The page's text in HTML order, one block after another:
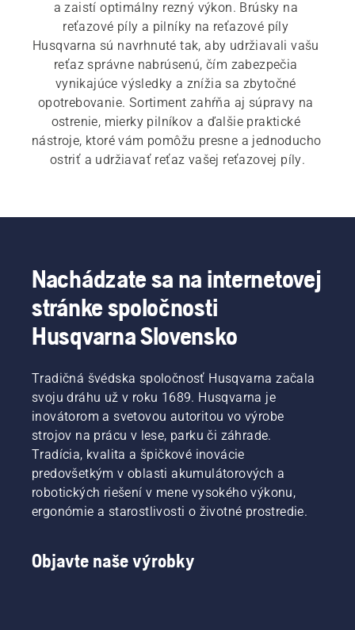
a zaistí optimálny rezný výkon. Brúsky na
reťazové píly a pilníky na reťazové píly
Husqvarna sú navrhnuté tak, aby udržiavali vašu
reťaz správne nabrúsenú, čím zabezpečia
vynikajúce výsledky a znížia sa zbytočné
opotrebovanie. Sortiment zahŕňa aj súpravy na
ostrenie, mierky pilníkov a ďalšie praktické
nástroje, ktoré vám pomôžu presne a jednoducho
ostriť a udržiavať reťaz vašej reťazovej píly.
Nachádzate sa na internetovej
stránke spoločnosti
Husqvarna Slovensko
Tradičná švédska spoločnosť Husqvarna začala
svoju dráhu už v roku 1689. Husqvarna je
inovátorom a svetovou autoritou vo výrobe
strojov na prácu v lese, parku či záhrade.
Tradícia, kvalita a špičkové inovácie
predovšetkým v oblasti akumulátorových a
robotických riešení v mene vysokého výkonu,
ergonómie a starostlivosti o životné prostredie.
Objavte naše výrobky